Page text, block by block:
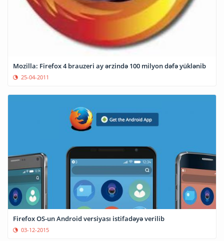
Mozilla: Firefox 4 brauzeri ay ərzində 100 milyon dəfə yüklənib
25-04-2011
Firefox OS-un Android versiyası istifadəyə verilib
03-12-2015